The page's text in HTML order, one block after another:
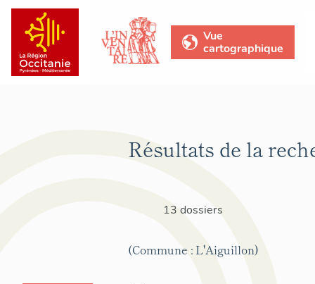
Vue
cartographique
Résultats de la
13 dossiers
(Commune : L'Aiguillon)